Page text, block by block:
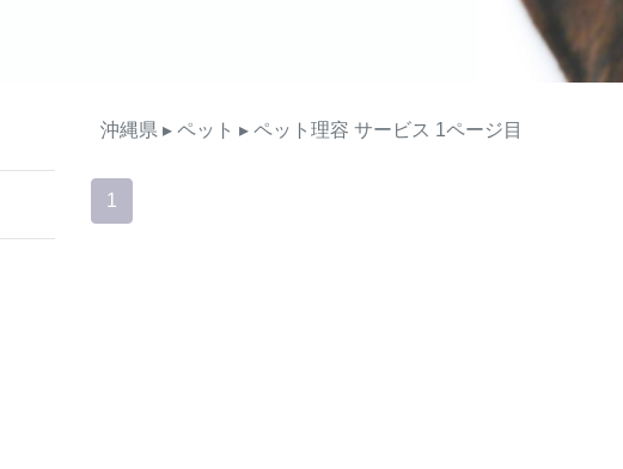
沖縄県 ▸ ペット ▸ ペット理容 サービス 1ページ目
1